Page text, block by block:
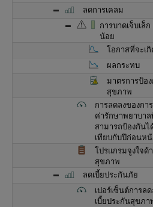
ลดการเคลม
การบาดเจ็บเล็ก
น้อย
โอกาสที่จะเ
ผลกระทบ
มาตรการป้อ
สุขภาพ
การลดลงของกา
ค่ารักษาพยาบา
สามารถป้องกันไ
เทียบกับปีก่อนห
โปรแกรมจูงใจด้
สุขภาพ
ลดเบี้ยประกันภัย
เปอร์เซ็นต์การล
เบี้ยประกันสุขภา